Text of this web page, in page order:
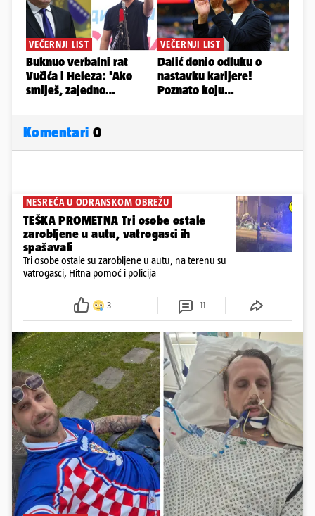
Komentari 0
NESREĆA U ODRANSKOM OBREŽU
TEŠKA PROMETNA Tri osobe ostale
zarobljene u autu, vatrogasci ih
spašavali
Tri osobe ostale su zarobljene u autu, na terenu su
vatrogasci, Hitna pomoć i policija
3 11